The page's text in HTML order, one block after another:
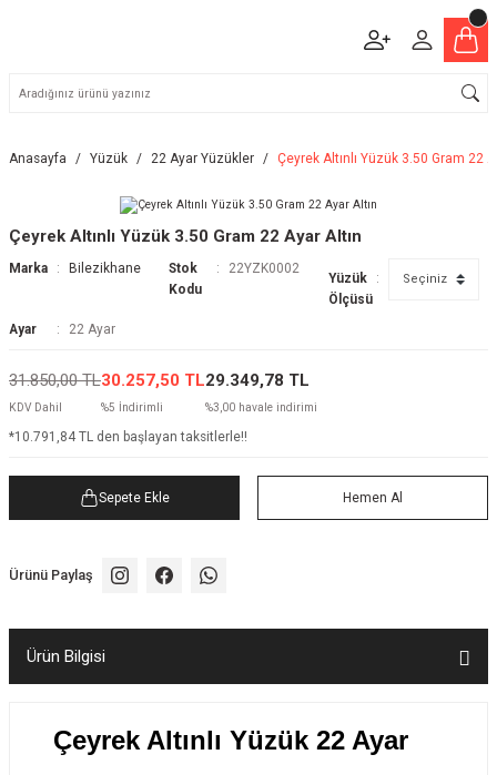
Anasayfa Yüzük 22 Ayar Yüzükler Çeyrek Altınlı Yüzük 3.50 Gram 22
Çeyrek Altınlı Yüzük 3.50 Gram 22 Ayar Altın
Marka Bilezikhane
Stok
Kodu
22YZK0002
Yüzük
Ölçüsü
Ayar
22 Ayar
31.850,00 TL
KDV Dahil
30.257,50 TL
%5 İndirimli
29.349,78 TL
%3,00 havale indirimi
*10.791,84 TL den başlayan taksitlerle!!
Sepete Ekle Hemen Al
Ürünü Paylaş
Ürün Bilgisi
Çeyrek Altınlı Yüzük 22 Ayar